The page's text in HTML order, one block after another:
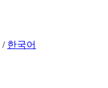
/ 한국어